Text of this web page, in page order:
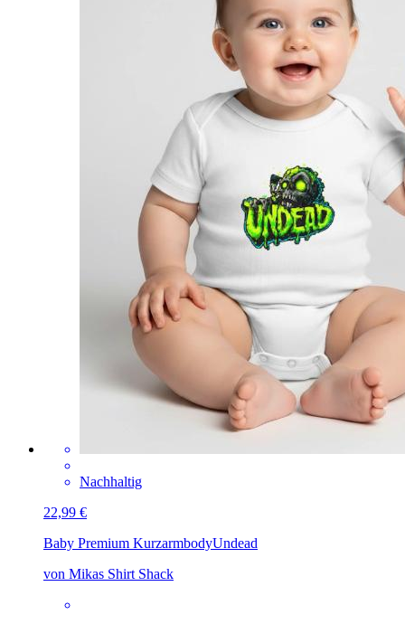
Nachhaltig
22,99 €
Baby Premium KurzarmbodyUndead
von Mikas Shirt Shack